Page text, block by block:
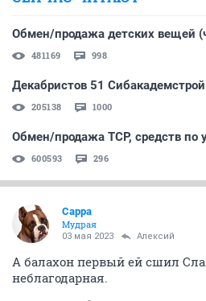
Обмен/продажа детских вещей
481169 998
Декабристов 51
205138 1000
Обмен/продажа ТСР, средств по
600593 296
Сарра
Мудрая
03 мая 2023 Алексий
А балахон первый ей сшил
неблагодарная.